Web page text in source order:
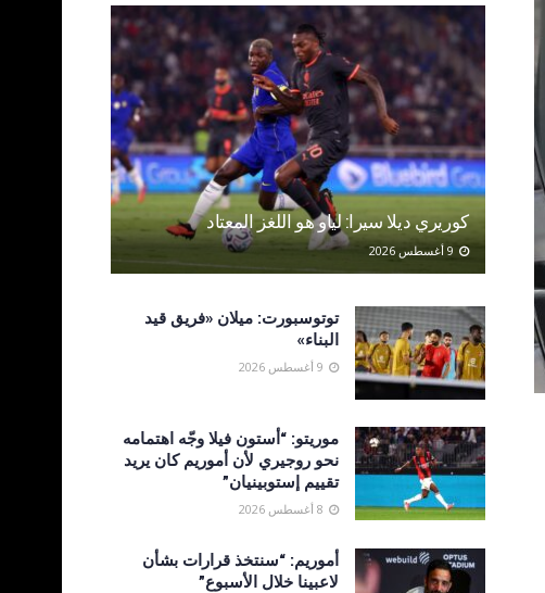
كوريري ديلا سيرا: لياو هو اللغز المعتاد
توتوسبورت: ميلان «فريق قيد
البناء»
موريتو: “أستون فيلا وجّه اهتمامه
نحو روجيري لأن أموريم كان يريد
تقييم إستوبينيان”
أموريم: “سنتخذ قرارات بشأن
لاعبينا خلال الأسبوع”